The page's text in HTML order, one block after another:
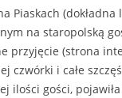
Piaskach (dokładna
na staropolską
przyjęcie (strona
czwórki i całe
ilości gości,